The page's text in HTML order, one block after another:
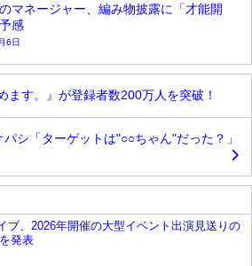
マネージャー、編み物披露に「才能開
感
6日
ます。』が登録者数200万人を突破！
パシ「ターゲットは"○○ちゃん"だった？」
ブ、2026年開催の大型イベント出演見送りの
発表